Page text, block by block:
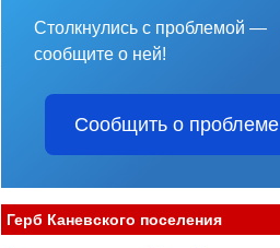
Столкнулись с проблемой —
сообщите о ней!
Сообщить о проблеме
Герб Каневского поселения